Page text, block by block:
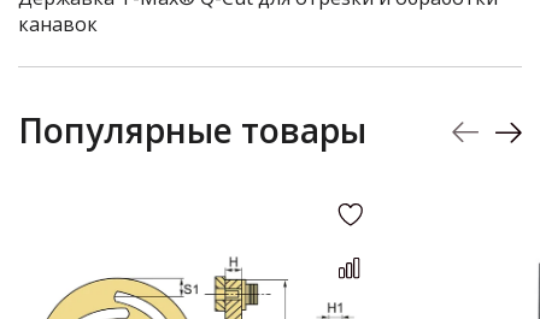
канавок
Популярные товары